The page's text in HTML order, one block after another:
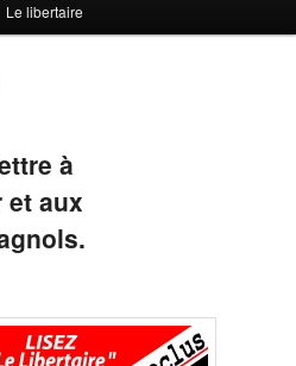
Le libertaire
à
et aux